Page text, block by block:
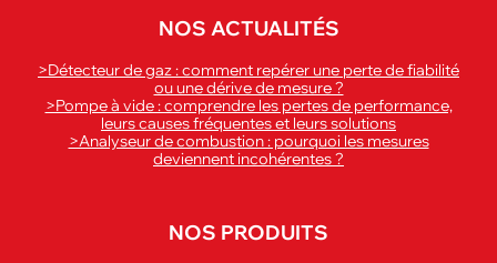
NOS ACTUALITÉS
>Détecteur de gaz : comment repérer une perte de fiabilité
ou une dérive de mesure ?
>Pompe à vide : comprendre les pertes de performance,
leurs causes fréquentes et leurs solutions
>Analyseur de combustion : pourquoi les mesures
deviennent incohérentes ?
NOS PRODUITS